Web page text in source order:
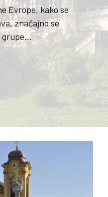
Evrope, kako se
značajno se
grupe…